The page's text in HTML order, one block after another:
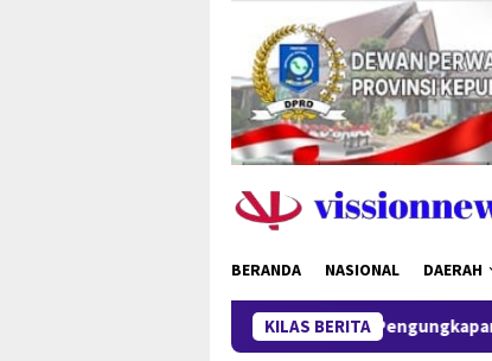
konten
BERANDA NASIONAL DAERAH
KILAS BERITA
Pengungkapan 52,5 Ton Pasir Timah